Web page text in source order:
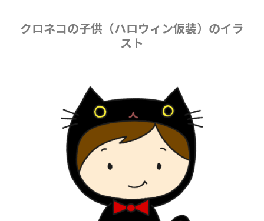
クロネコの子供（ハロウィン仮装）のイラ
スト